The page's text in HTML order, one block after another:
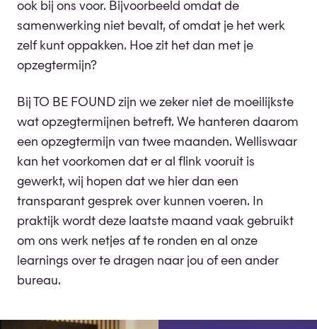
ook bij ons voor. Bijvoorbeeld omdat de
samenwerking niet bevalt, of omdat je het werk
zelf kunt oppakken. Hoe zit het dan met je
opzegtermijn?
Bij TO BE FOUND zijn we zeker niet de moeilijkste
wat opzegtermijnen betreft. We hanteren daarom
een opzegtermijn van twee maanden. Welliswaar
kan het voorkomen dat er al flink vooruit is
gewerkt, wij hopen dat we hier dan een
transparant gesprek over kunnen voeren. In
praktijk wordt deze laatste maand vaak gebruikt
om ons werk netjes af te ronden en al onze
learnings over te dragen naar jou of een ander
bureau.